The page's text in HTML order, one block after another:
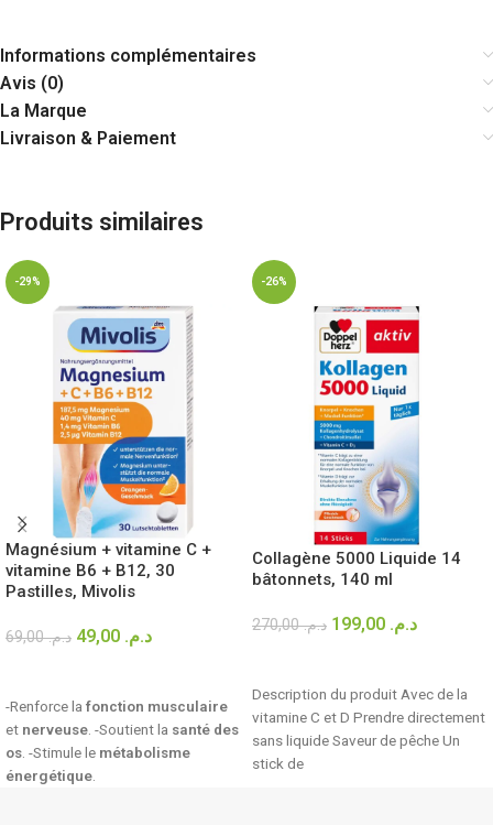
Informations complémentaires
Avis (0)
La Marque
Livraison & Paiement
Produits similaires
-29%
Magnésium + vitamine C +
vitamine B6 + B12, 30
Pastilles, Mivolis
د.م.69,00 د.م.
-Renforce la fonction musculaire
et nerveuse. -Soutient la santé des
os. -Stimule le métabolisme
énergétique.
-26%
Collagène 5000 Liquide 14
bâtonnets, 140 ml
د.م.270,00 د.م.
Description du produit Avec de la
vitamine C et D Prendre directement
sans liquide Saveur de pêche Un
stick de